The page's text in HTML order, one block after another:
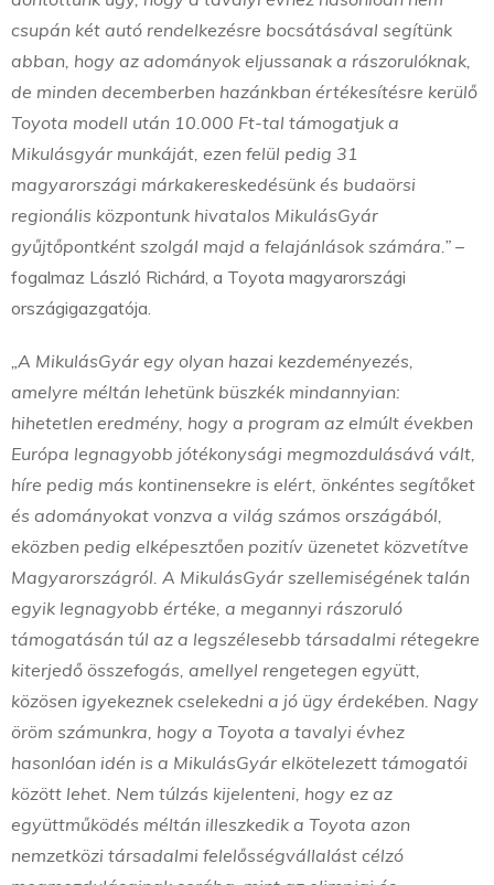
csupán két autó rendelkezésre bocsátásával segítünk
abban, hogy az adományok eljussanak a rászorulóknak,
de minden decemberben hazánkban értékesítésre kerülő
Toyota modell után 10.000 Ft-tal támogatjuk a
Mikulásgyár munkáját, ezen felül pedig 31
magyarországi márkakereskedésünk és budaörsi
regionális központunk hivatalos MikulásGyár
gyűjtőpontként szolgál majd a felajánlások számára.” –
fogalmaz László Richárd, a Toyota magyarországi
országigazgatója.
„A MikulásGyár egy olyan hazai kezdeményezés,
amelyre méltán lehetünk büszkék mindannyian:
hihetetlen eredmény, hogy a program az elmúlt években
Európa legnagyobb jótékonysági megmozdulásává vált,
híre pedig más kontinensekre is elért, önkéntes segítőket
és adományokat vonzva a világ számos országából,
eközben pedig elképesztően pozitív üzenetet közvetítve
Magyarországról. A MikulásGyár szellemiségének talán
egyik legnagyobb értéke, a megannyi rászoruló
támogatásán túl az a legszélesebb társadalmi rétegekre
kiterjedő összefogás, amellyel rengetegen együtt,
közösen igyekeznek cselekedni a jó ügy érdekében. Nagy
öröm számunkra, hogy a Toyota a tavalyi évhez
hasonlóan idén is a MikulásGyár elkötelezett támogatói
között lehet. Nem túlzás kijelenteni, hogy ez az
együttműködés méltán illeszkedik a Toyota azon
nemzetközi társadalmi felelősségvállalást célzó